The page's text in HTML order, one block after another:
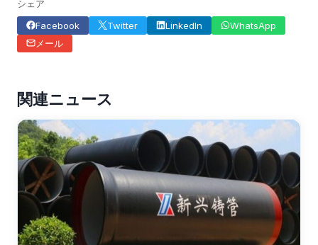
シェア
Facebook
Twitter LinkedIn
WhatsApp
メール
関連ニュース